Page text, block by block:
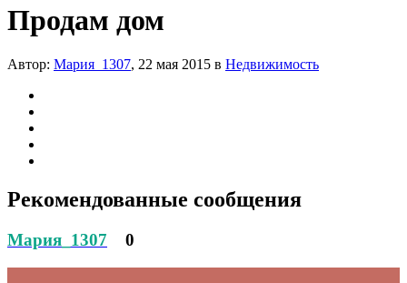
Продам дом
Автор: Мария_1307, 22 мая 2015 в Недвижимость
Рекомендованные сообщения
Мария_1307 0